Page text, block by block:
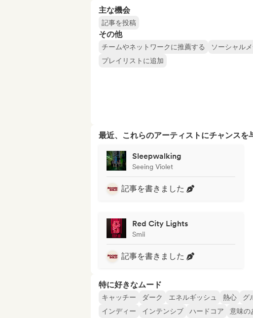
主な機会
記事を投稿
その他
チームやネットワークに推薦する
ソーシャル
プレイリストに追加
最近、これらのアーティストにチャンスを
Sleepwalking
Seeing Violet
記事を書きました
Red City Lights
Smii
記事を書きました
特に好きなムード
キャッチー ダーク エネルギッシュ 熱心 グ
インディー
インテンシブ ハードコア 意味の